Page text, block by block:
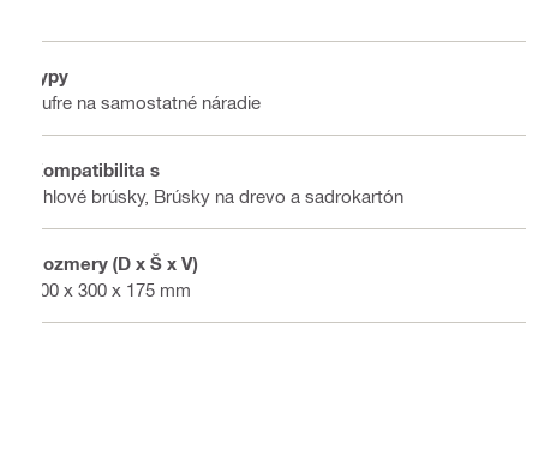
Typy
Kufre na samostatné náradie
Kompatibilita s
Uhlové brúsky, Brúsky na drevo a sadrokartón
Rozmery (D x Š x V)
500 x 300 x 175 mm